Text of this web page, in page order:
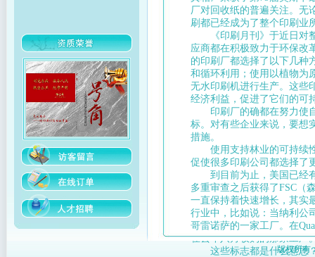
厂对回收纸的普遍关注。无
刷都已经成为了整个印刷业
《印刷月刊》于近日对整
应商都在积极致力于环保改
的印刷厂都选择了以下几种
和循环利用；使用以植物为
无水印刷机进行生产。这些
经济利益，促进了它们的可
印刷厂的确都在努力使自
标。对有些企业来说，要想
措施。
使用支持林业的可持续性
促使很多印刷公司都选择了
到目前为止，美国已经有
多重审查之后获得了FSC（
一直保持着快速增长，其实
行业中，比如说：当纳利公
哥雷诺萨的一家工厂。在
在去年八月收购的那家工厂
这些标志都是什么意思？
版权所有